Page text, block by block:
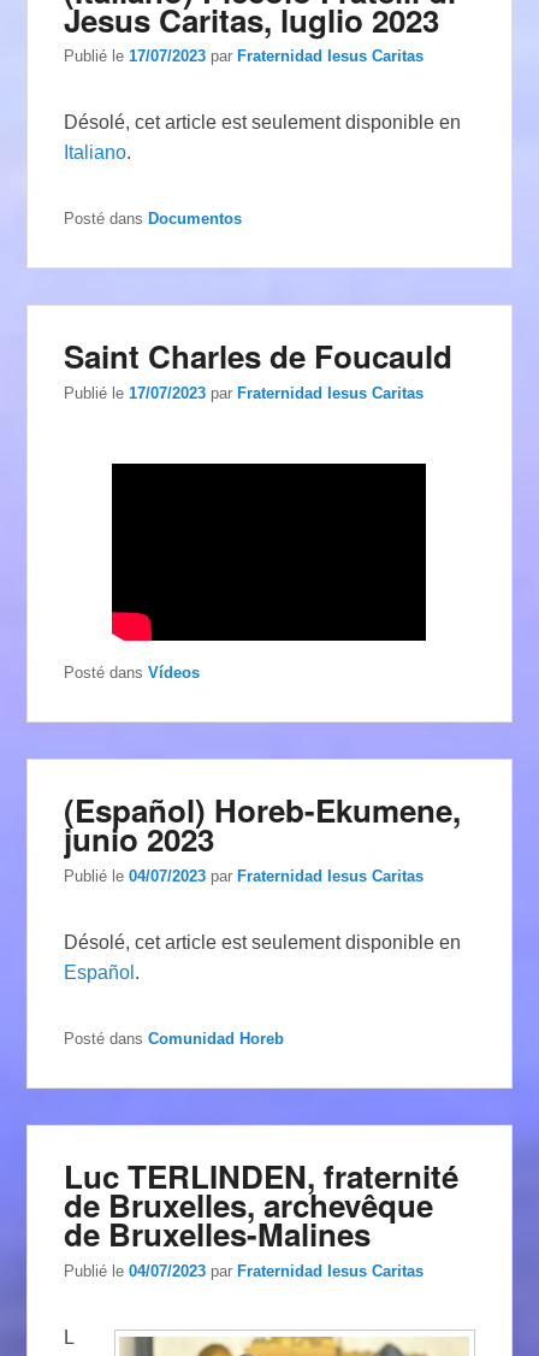
Jesus Caritas, luglio 2023
Publié le17/07/2023 par Fraternidad Iesus Caritas
Désolé, cet article est seulement disponible en
Italiano.
Posté dans Documentos
Saint Charles de Foucauld
Publié le17/07/2023 par Fraternidad Iesus Caritas
Posté dans Vídeos
(Español) Horeb-Ekumene,
junio 2023
Publié le04/07/2023 par Fraternidad Iesus Caritas
Désolé, cet article est seulement disponible en
Español .
Posté dans Comunidad Horeb
Luc TERLINDEN, fraternité
de Bruxelles, archevêque
de Bruxelles-Malines
Publié le04/07/2023 parFraternidad Iesus Caritas
L